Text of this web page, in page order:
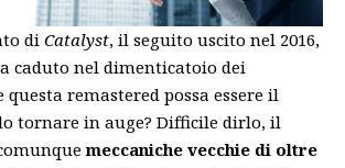
di Catalyst, il seguito uscito nel 2016,
caduto nel dimenticatoio dei
questa remastered possa essere il
tornare in auge? Difficile dirlo, il
meccaniche vecchie di oltre